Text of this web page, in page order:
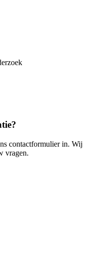
contactformulier in. Wij
vragen.